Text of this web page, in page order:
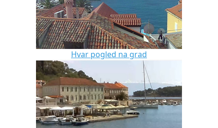
Hvar pogled na grad